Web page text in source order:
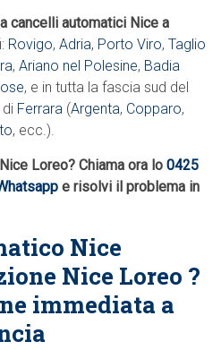
cancelli automatici Nice a
Rovigo,Adria, Porto Viro,Taglio
,Ariano nel Polesine, Badia
, e in tutta la fascia sud del
Ferrara (Argenta, Copparo,
, ecc.).
Loreo? Chiama ora lo0425
e risolvi il problema in
Nice
Nice Loreo ?
immediata a